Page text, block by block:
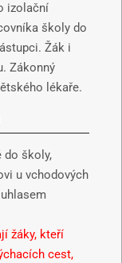
izolační
školy do
Žák i
Zákonný
lékaře.
do školy,
u vchodových
žáky, kteří
cest,